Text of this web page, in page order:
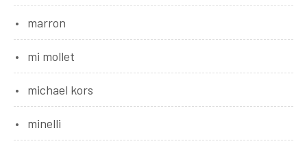
marron
mi mollet
michael kors
minelli